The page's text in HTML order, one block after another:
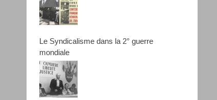
Le Syndicalisme dans la 2° guerre
mondiale